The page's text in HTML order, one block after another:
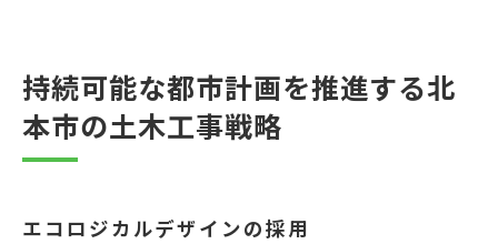
持続可能な都市計画を推進する北
本市の土木工事戦略
エコロジカルデザインの採用